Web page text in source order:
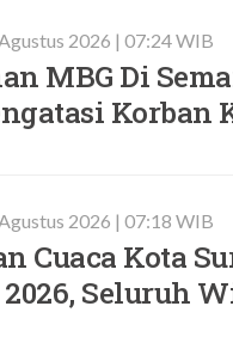
2026 | 07:24 WIB
MBG Di
Korban
2026 | 07:18 WIB
Cuaca Kota
Seluruh